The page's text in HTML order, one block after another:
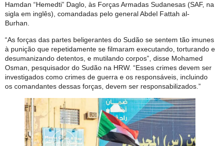
Hamdan “Hemedti” Daglo, às Forças Armadas Sudanesas (SAF, na
sigla em inglês), comandadas pelo general Abdel Fattah al-
Burhan.
“As forças das partes beligerantes do Sudão se sentem tão imunes
à punição que repetidamente se filmaram executando, torturando e
desumanizando detentos, e mutilando corpos”, disse Mohamed
Osman, pesquisador do Sudão na HRW. “Esses crimes devem ser
investigados como crimes de guerra e os responsáveis, incluindo
os comandantes dessas forças, devem ser responsabilizados.”